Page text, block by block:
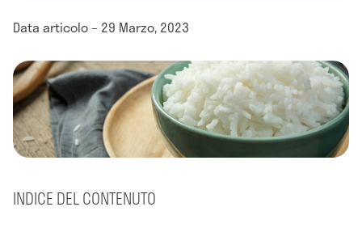
Data articolo – 29 Marzo, 2023
INDICE DEL CONTENUTO